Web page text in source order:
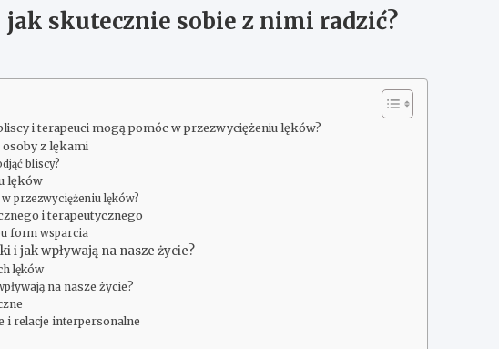
skutecznie sobie z nimi radzić?
i terapeuci mogą pomóc w przezwyciężeniu lęków?
z lękami
bliscy?
lęków
przezwyciężeniu lęków?
i terapeutycznego
form wsparcia
i jak wpływają na nasze życie?
lęków
na nasze życie?
i relacje interpersonalne